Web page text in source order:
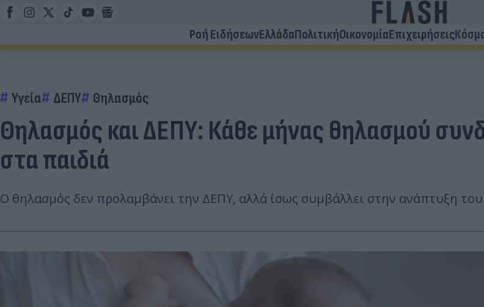
Ροή ΕιδήσεωνΕλλάδαΠολιτικήΟικονομίαΕπιχειρήσεις
Υγεία ΔΕΠΥ Θηλασμός
Θηλασμός και ΔΕΠΥ: Κάθε μήνας θηλασμού
στα παιδιά
Ο θηλασμός δεν προλαμβάνει την ΔΕΠΥ, αλλά ίσως συμβάλλει στην ανάπτυξη